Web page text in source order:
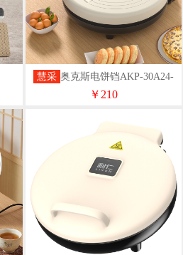
慧采 奥克斯电饼铛AKP-30A24-
BC-JD
￥210